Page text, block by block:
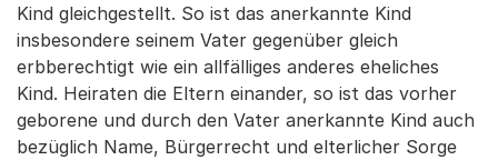
Kind gleichgestellt. So ist das anerkannte Kind
insbesondere seinem Vater gegenüber gleich
erbberechtigt wie ein allfälliges anderes eheliches
Kind. Heiraten die Eltern einander, so ist das vorher
geborene und durch den Vater anerkannte Kind auch
bezüglich Name, Bürgerrecht und elterlicher Sorge